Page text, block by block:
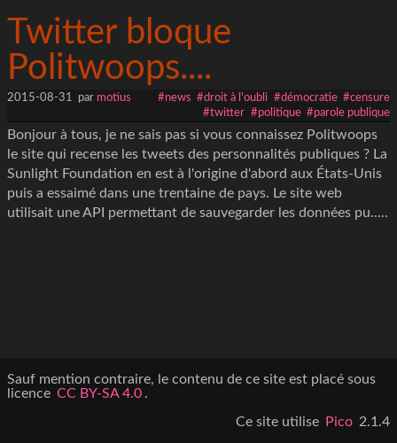
Twitter bloque
Politwoops....
2015-08-31 par motius #censure
#démocratie
#droit à l'oubli
#news
#parole publique
#politique
#twitter
Bonjour à tous, je ne sais pas si vous connaissez Politwoops
le site qui recense les tweets des personnalités publiques ? La
Sunlight Foundation en est à l'origine d'abord aux États-Unis
puis a essaimé dans une trentaine de pays. Le site web
utilisait une API permettant de sauvegarder les données pu.....
Sauf mention contraire, le contenu de ce site est placé sous
licence CC BY-SA 4.0 .
Ce site utilise
Pico 2.1.4